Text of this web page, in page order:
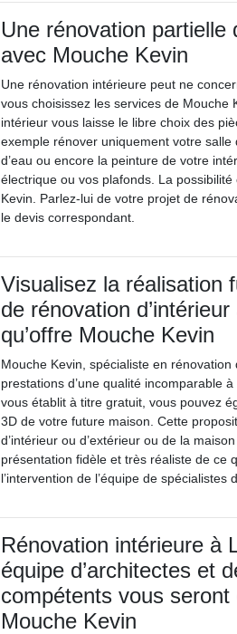
Une rénovation partielle
avec Mouche Kevin
Une rénovation intérieure peut ne
vous choisissez les services de Mouche
intérieur vous laisse le libre choix des
exemple rénover uniquement votre
d’eau ou encore la peinture de votre
électrique ou vos plafonds. La possibilité
Kevin. Parlez-lui de votre projet de
le devis correspondant.
Visualisez la réalisation
de rénovation
qu’offre Mouche Kevin
Mouche Kevin, spécialiste en
prestations d’une qualité incomparable
vous établit à titre gratuit, vous pouvez
3D de votre future maison. Cette
d’intérieur ou d’extérieur ou de la
présentation fidèle et très réaliste de ce
l’intervention de l’équipe de spécialistes
Rénovation intérieure à
équipe d’architectes et
compétents vous seront
Mouche Kevin